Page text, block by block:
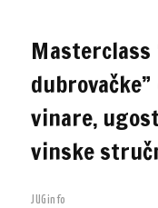
Masterclass
vinare,
vinske
JUGinfo